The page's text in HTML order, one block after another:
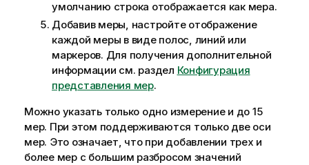
умолчанию строка отображается как мера.
Добавив меры, настройте отображение
каждой меры в виде полос, линий или
маркеров. Для получения дополнительной
информации см. раздел Конфигурация
представления мер.
Можно указать только одно измерение и до 15
мер. При этом поддерживаются только две оси
мер. Это означает, что при добавлении трех и
более мер с большим разбросом значений